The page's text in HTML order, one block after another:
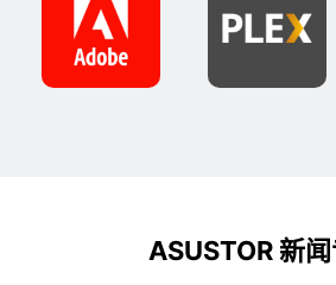
ASUSTOR 新